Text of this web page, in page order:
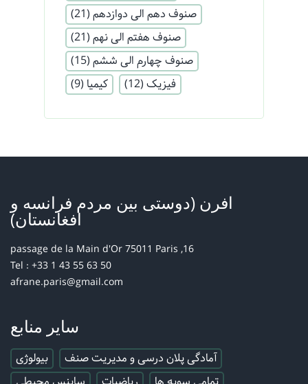
صنوف دهم الی دوازدهم (21)
صنوف هفتم الی نهم (21)
صنوف چهارم الی ششم (15)
فیزیک (12) کیمیا (9)
افرن (دوستی بین مردم فرانسه و
افغانستان)
16, passage de la Main d'Or 75011 Paris
Tel : +33 1 43 55 63 50
afrane.paris@gmail.com
سایر منابع
آمادگی پلان درسی و مدیریت صنف
بیولوژی